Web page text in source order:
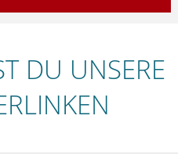
DU UNSERE